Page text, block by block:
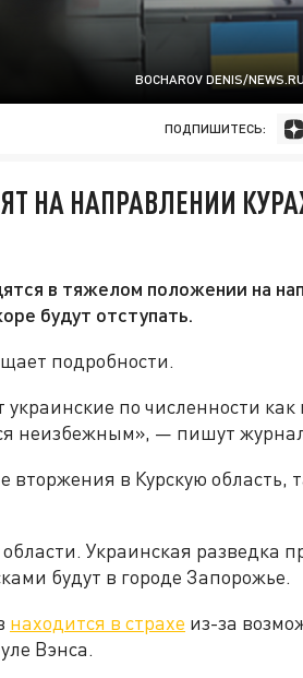
BOCHAROV DENIS/
ПОДПИШИТЕСЬ:
НА НАПРАВЛЕНИИ
в тяжелом положении на
будут отступать.
подробности.
украинские по численности
неизбежным», — пишут
вторжения в Курскую область,
Украинская разведка
будут в городе Запорожье.
находится в страхе из-за
Вэнса.